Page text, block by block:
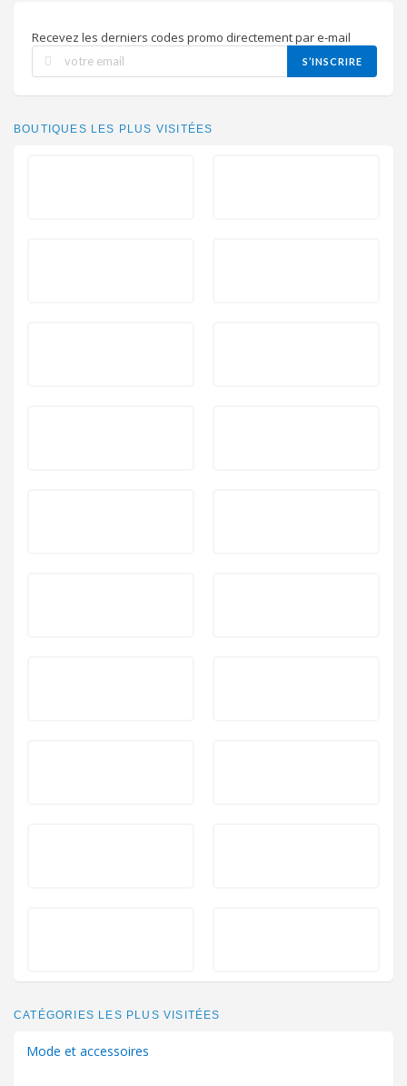
Recevez les derniers codes promo directement par e-mail
S’INSCRIRE
BOUTIQUES LES PLUS VISITÉES
CATÉGORIES LES PLUS VISITÉES
Mode et accessoires